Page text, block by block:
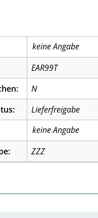
EAR99T
N
Lieferfreigabe
ZZZ